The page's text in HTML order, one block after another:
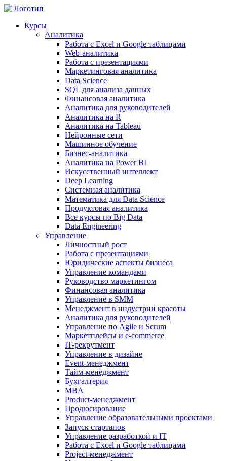
Курсы
Аналитика
Работа с Excel и Google таблицами
Web-аналитика
Работа с презентациями
Маркетинговая аналитика
Data Science
SQL для анализа данных
Финансовая аналитика
Аналитика для руководителей
Аналитика на R
Аналитика на Tableau
Нейронные сети
Машинное обучение
Бизнес-аналитика
Аналитика на Power BI
Искусственный интеллект
Deep Learning
Системная аналитика
Математика для Data Science
Продуктовая аналитика
Все курсы по Big Data
Data Engineering
Управление
Личностный рост
Работа с презентациями
Юридические аспекты бизнеса
Управление командами
Руководство маркетингом
Финансовая аналитика
Управление в SMM
Менеджмент в индустрии красоты
Аналитика для руководителей
Управление по Agile и Scrum
Маркетплейсы и e-commerce
IT-рекрутмент
Управление в дизайне
Event-менеджмент
Тайм-менеджмент
Бухгалтерия
MBA
Product-менеджмент
Продюсирование
Управление образовательными проектами
Запуск стартапов
Управление разработкой и IT
Работа с Excel и Google таблицами
Project-менеджмент